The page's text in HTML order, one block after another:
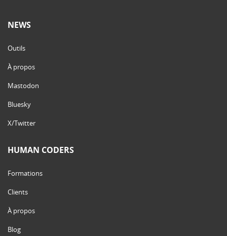
NEWS
Outils
À propos
Mastodon
Bluesky
X/Twitter
HUMAN CODERS
Formations
Clients
À propos
Blog